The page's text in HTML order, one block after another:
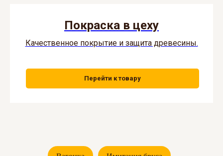
Покраска в цеху
Качественное покрытие и защита древесины.
Перейти к товару